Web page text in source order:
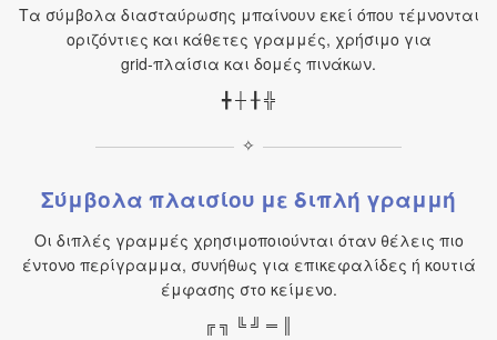
Τα σύμβολα διασταύρωσης μπαίνουν εκεί όπου τέμνονται
οριζόντιες και κάθετες γραμμές, χρήσιμο για
grid‑πλαίσια και δομές πινάκων.
╋ ┼ ╂ ╬
✧
Σύμβολα πλαισίου με διπλή γραμμή
Οι διπλές γραμμές χρησιμοποιούνται όταν θέλεις πιο
έντονο περίγραμμα, συνήθως για επικεφαλίδες ή κουτιά
έμφασης στο κείμενο.
╔ ╗ ╚ ╝ ═ ║